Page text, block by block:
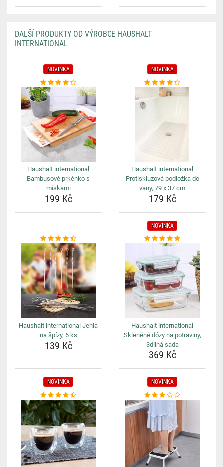
DALŠÍ PRODUKTY OD VÝROBCE HAUSHALT
INTERNATIONAL
NOVINKA
Haushalt international
Bambusové prkénko s
miskami
199 Kč
NOVINKA
Haushalt international
Protiskluzová podložka do
vany, 79 x 37 cm
179 Kč
Haushalt international Jehla
na špízy, 6 ks
139 Kč
NOVINKA
Haushalt international
Skleněné dózy na potraviny,
3dílná sada
369 Kč
NOVINKA NOVINKA